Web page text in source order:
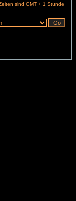
sind GMT + 1 Stunde